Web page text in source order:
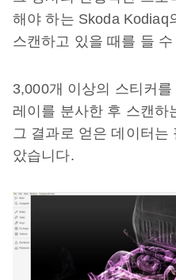
해야 하는 Skoda Kodiaq
스캔하고 있을 때를 들
3,000개 이상의 스티커
레이를 분사한 후 스캔하
그 결과로 얻은 데이터는
았습니다.